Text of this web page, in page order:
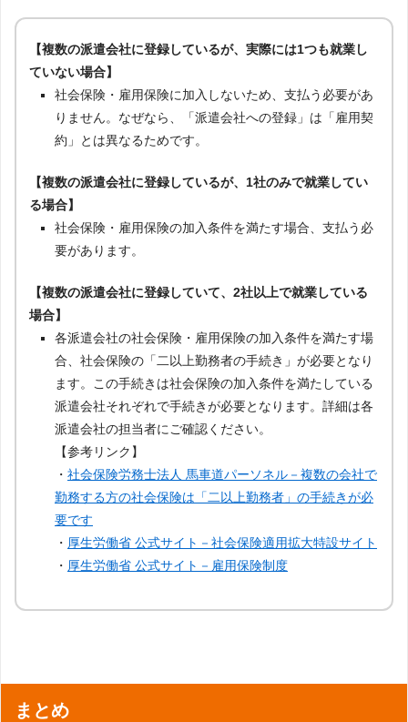
【複数の派遣会社に登録しているが、実際には1つも就業し
ていない場合】
社会保険・雇用保険に加入しないため、支払う必要があ
りません。なぜなら、「派遣会社への登録」は「雇用契
約」とは異なるためです。
【複数の派遣会社に登録しているが、1社のみで就業してい
る場合】
社会保険・雇用保険の加入条件を満たす場合、支払う必
要があります。
【複数の派遣会社に登録していて、2社以上で就業している
場合】
各派遣会社の社会保険・雇用保険の加入条件を満たす場
合、社会保険の「二以上勤務者の手続き」が必要となり
ます。この手続きは社会保険の加入条件を満たしている
派遣会社それぞれで手続きが必要となります。詳細は各
派遣会社の担当者にご確認ください。
【参考リンク】
・ 社会保険労務士法人 馬車道パーソネル－複数の会社で
勤務する方の社会保険は「二以上勤務者」の手続きが必
要です
・ 厚生労働省 公式サイト－社会保険適用拡大特設サイト
・ 厚生労働省 公式サイト－雇用保険制度
まとめ